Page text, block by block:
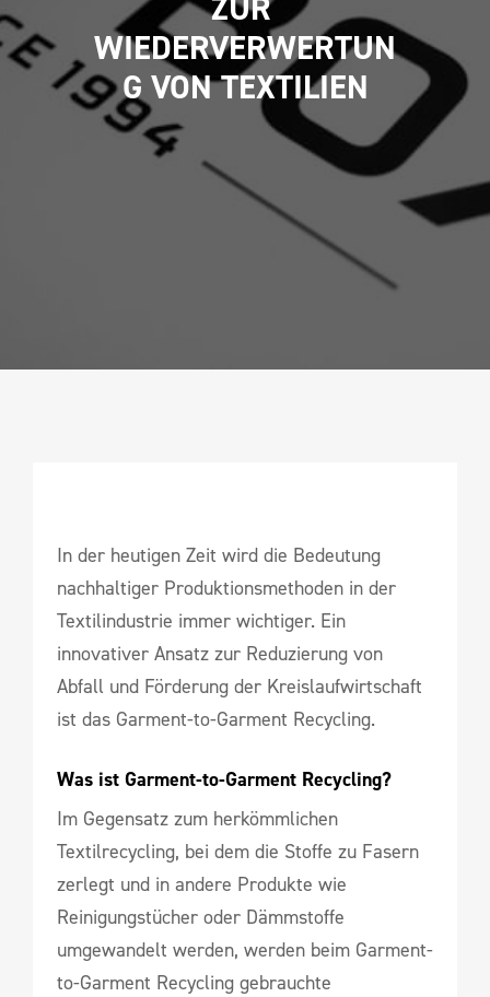
WIEDERVERWERTUN
G VON TEXTILIEN
In der heutigen Zeit wird die Bedeutung
nachhaltiger Produktionsmethoden in der
Textilindustrie immer wichtiger. Ein
innovativer Ansatz zur Reduzierung von
Abfall und Förderung der Kreislaufwirtschaft
ist das Garment-to-Garment Recycling.
Was ist Garment-to-Garment Recycling?
Im Gegensatz zum herkömmlichen
Textilrecycling, bei dem die Stoffe zu Fasern
zerlegt und in andere Produkte wie
Reinigungstücher oder Dämmstoffe
umgewandelt werden, werden beim Garment-
to-Garment Recycling gebrauchte